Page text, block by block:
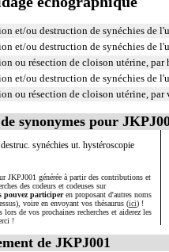
et/ou destruction de synéchies de
et/ou destruction de synéchies de
ou résection de cloison utérine, par
et/ou destruction de synéchies de
ou résection de cloison utérine,
synonymes pour
synéchies ut. hystéroscopie
JKPJ001 générée à partir des contributions et
des codeurs et codeuses sur
pouvez participeren proposant d'autres noms
voire en envoyant vos thésaurus (ici) !
lors de vos prochaines recherches et aiderez les
!
de JKPJ001